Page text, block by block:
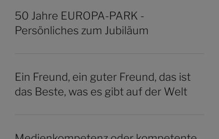
50 Jahre EUROPA-PARK -
Persönliches zum Jubiläum
Ein Freund, ein guter Freund, das ist
das Beste, was es gibt auf der Welt